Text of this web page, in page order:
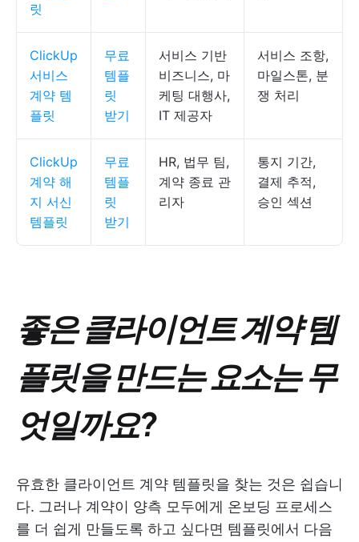
릿
ClickUp
서비스
계약 템
플릿
무료
템플
릿
받기
서비스 기반
비즈니스, 마
케팅 대행사,
IT 제공자
서비스 조항,
마일스톤, 분
쟁 처리
ClickUp
계약 해
지 서신
템플릿
무료
템플
릿
받기
HR, 법무 팀,
계약 종료 관
리자
통지 기간,
결제 추적,
승인 섹션
좋은 클라이언트 계약 템
플릿을 만드는 요소는 무
엇일까요?
유효한 클라이언트 계약 템플릿을 찾는 것은 쉽습니
다. 그러나 계약이 양측 모두에게 온보딩 프로세스
를 더 쉽게 만들도록 하고 싶다면 템플릿에서 다음